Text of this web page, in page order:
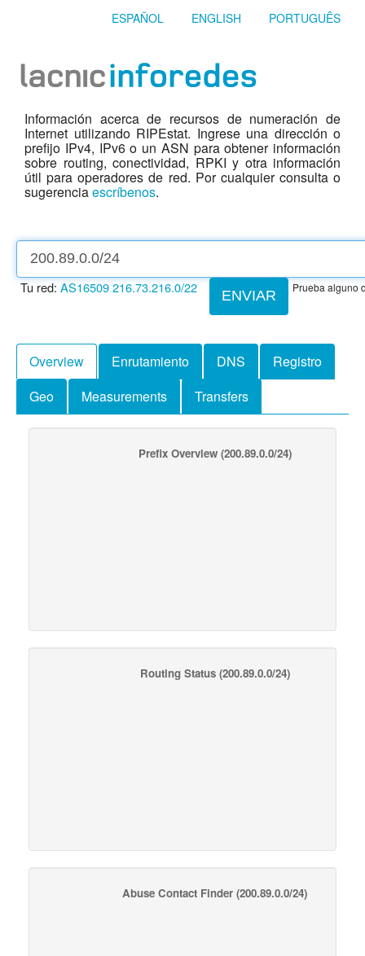
ESPAÑOL ENGLISH PORTUGUÊS
Información acerca de recursos de numeración de
Internet utilizando RIPEstat. Ingrese una dirección o
prefijo IPv4, IPv6 o un ASN para obtener información
sobre routing, conectividad, RPKI y otra información
útil para operadores de red. Por cualquier consulta o
sugerenciaescríbenos.
ENVIAR
Tu red: AS16509216.73.216.0/22 Prueba alguno
Overview Enrutamiento DNS
Registro
Geo
Measurements Transfers
Prefix Overview(200.89.0.0/24)
Routing Status(200.89.0.0/24)
Abuse Contact Finder (200.89.0.0/24)